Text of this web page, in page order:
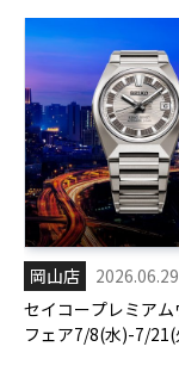
岡山店
2026.06.29
セイコープレミアム
フェア7/8(水)-7/21(